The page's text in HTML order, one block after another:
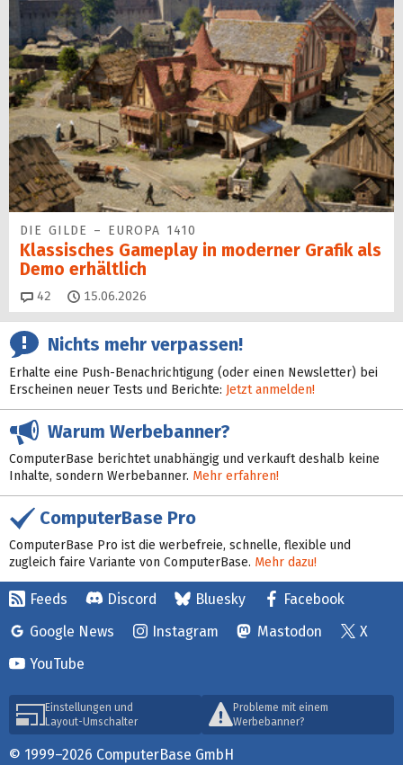
DIE GILDE – EUROPA 1410
Klassisches Gameplay in moderner Grafik als
Demo erhältlich
42 Kommentare
15.06.2026
Nichts mehr verpassen!
Erhalte eine Push-Benachrichtigung (oder einen Newsletter) bei
Erscheinen neuer Tests und Berichte: Jetzt anmelden!
Warum Werbebanner?
ComputerBase berichtet unabhängig und verkauft deshalb keine
Inhalte, sondern Werbebanner. Mehr erfahren!
ComputerBase Pro
ComputerBase Pro ist die werbefreie, schnelle, flexible und
zugleich faire Variante von ComputerBase. Mehr dazu!
Feeds Discord Bluesky
Facebook
Google News
Instagram Mastodon
X
YouTube
Einstellungen und
Layout-Umschalter
Probleme mit einem
Werbebanner?
© 1999–2026 ComputerBase GmbH